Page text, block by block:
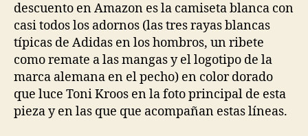
descuento en Amazon es la camiseta blanca con
casi todos los adornos (las tres rayas blancas
típicas de Adidas en los hombros, un ribete
como remate a las mangas y el logotipo de la
marca alemana en el pecho) en color dorado
que luce Toni Kroos en la foto principal de esta
pieza y en las que que acompañan estas líneas.